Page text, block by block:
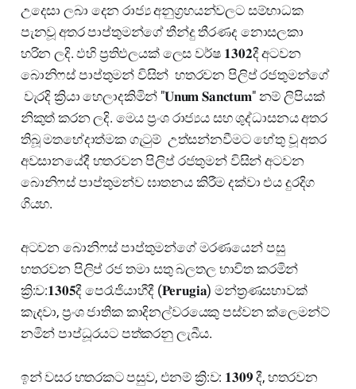
උදෙසා ලබා දෙන රාජ්‍ය අනුග්‍රහයන්වලට සම්භාධක
පැනවූ අතර පාප්තුමන්ගේ තීන්දු තීරණද නොසලකා
හරින ලදි. ඵහි ප්‍රතිඵලයක් ලෙස වර්ෂ 𝟏𝟑𝟎𝟐දී අටවන
බොනිෆස් පාප්තුමන් විසින් හතරවන පිලිප් රජතුමන්ගේ
වැරදි ක්‍රියා හෙලාදකිමින් "𝐔𝐧𝐮𝐦 𝐒𝐚𝐧𝐜𝐭𝐮𝐦" නම් ලිපියක්
නිකුත් කරන ලදි. මෙය ප්‍රංශ රාජ්‍යය සහ ශුද්ධාසනය අතර
තිබූ මත⁣භේදාත්මක ගැටුම් උත්සන්නවීමට හේතු වූ අතර
අවසානයේදී හතරවන පිලිප් රජතුමන් විසින් අටවන
බොනිෆස් පාප්තුමන්ව ඝාතනය කිරීම දක්වා එය දුරදිග
ගියහ.
අටවන බොනිෆස් පාප්තුමන්ගේ මරණයෙන් පසු
හතරවන පිලිප් රජ තමා සතු බලතල භාවිත කරමින්
ක්‍රි:ව:𝟏𝟑𝟎𝟓දී පෙරෑජියාහීදී (𝐏𝐞𝐫𝐮𝐠𝐢𝐚) මන්ත්‍රණසභාවක්
කැදවා, ප්‍රංශ ජාතික කාදිනල්වරයෙකු පස්වන ක්ලෙමන්ට්
නමින් පාප්ධූරයට පත්කරනු ලැබීය.
ඉන් වසර හතරකට පසුව, එනම් ක්‍රි:ව: 𝟏𝟑𝟎𝟗 දී, හතරවන